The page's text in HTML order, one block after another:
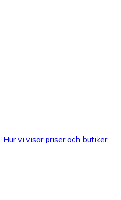
Hur vi visar priser och butiker.